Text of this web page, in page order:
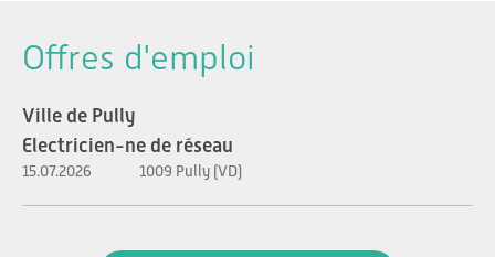
Offres d'emploi
Ville de Pully
Electricien-ne de réseau
15.07.2026 1009 Pully (VD)